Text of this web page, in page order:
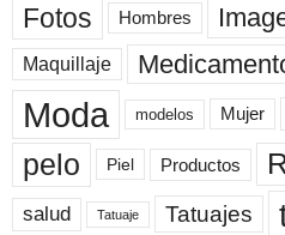
Fotos Hombres
Maquillaje
Moda modelos Mujer
pelo Piel Productos
salud Tatuaje Tatuajes